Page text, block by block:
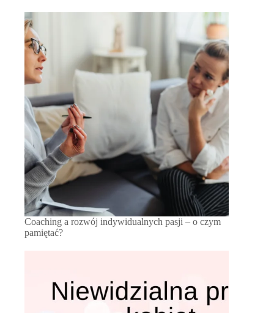
Coaching a rozwój indywidualnych pasji – o czym
pamiętać?